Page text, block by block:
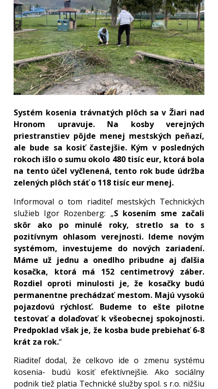
Systém kosenia trávnatých plôch sa v Žiari nad
Hronom upravuje. Na kosby verejných
priestranstiev pôjde menej mestských peňazí,
ale bude sa kosiť častejšie. Kým v posledných
rokoch išlo o sumu okolo 480 tisíc eur, ktorá bola
na tento účel vyčlenená, tento rok bude údržba
zelených plôch stáť o 118 tisíc eur menej.
Informoval o tom riaditeľ mestských Technických
služieb Igor Rozenberg: „S kosením sme začali
skôr ako po minulé roky, stretlo sa to s
pozitívnym ohlasom verejnosti. Ideme novým
systémom, investujeme do nových zariadení.
Máme už jednu a onedlho pribudne aj ďalšia
kosačka, ktorá má 152 centimetrový záber.
Rozdiel oproti minulosti je, že kosačky budú
permanentne prechádzať mestom. Majú vysokú
pojazdovú rýchlosť. Budeme to ešte pilotne
testovať a dolaďovať k všeobecnej spokojnosti.
Predpoklad však je, že kosba bude prebiehať 6-8
krát za rok.“
Riaditeľ dodal, že celkovo ide o zmenu systému
kosenia- budú kosiť efektívnejšie. Ako sociálny
podnik tiež platia Technické služby spol. s r.o. nižšiu